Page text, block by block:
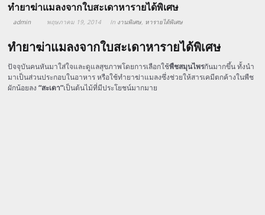
ทำยาฆ่าแมลงจากใบสะเดาหารายได้พิเศษ
admin พฤษภาคม 19, 2014 In งานพิเศษ, หารายได้พิเศษ
ทำยาฆ่าแมลงจากใบสะเดาหารายได้พิเศษ
ปัจจุบันคนหันมาใส่ใจและดูแลสุขภาพโดยการเลือกใช้พืชสมุนไพรกันมากขึ้น ทั้งนำ
มาเป็นส่วนประกอบในอาหาร หรือใช้ทำยาฆ่าแมลงซึ่งช่วยให้สารเคมีตกค้างในพืช
ผักน้อยลง“สะเดา”เป็นต้นไม้ที่มีประโยชน์มากมาย